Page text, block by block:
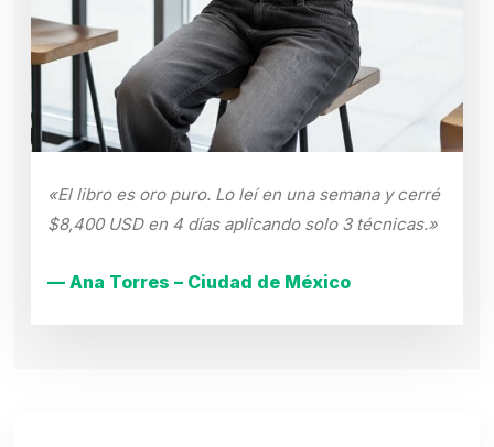
«El libro es oro puro. Lo leí en una semana y cerré
$8,400 USD en 4 días aplicando solo 3 técnicas.»
— Ana Torres – Ciudad de México